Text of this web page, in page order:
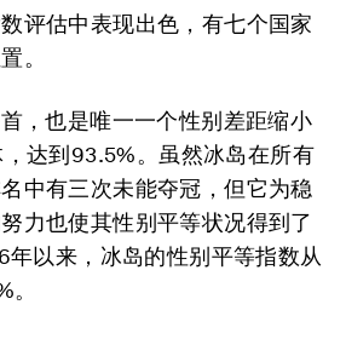
评估中表现出色，有七个国家
。
，也是唯一一个性别差距缩小
达到93.5%。虽然冰岛在所有
中有三次未能夺冠，但它为稳
力也使其性别平等状况得到了
年以来，冰岛的性别平等指数从